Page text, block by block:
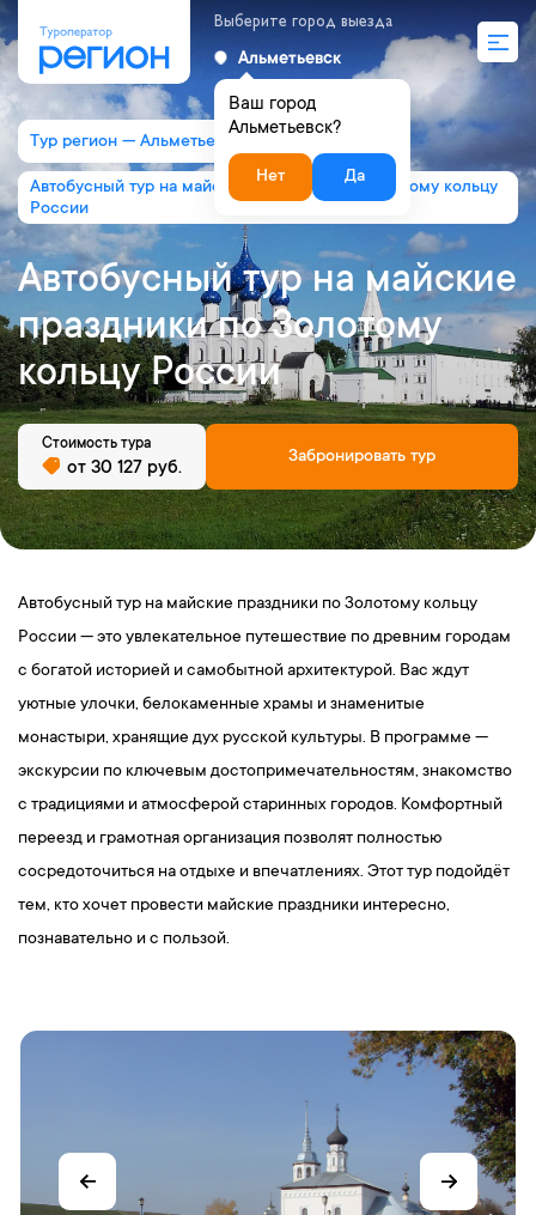
Выберите город выезда
Альметьевск
Ваш город
Альметьевск?
Нет Да
Тур регион — Альметьевск
Автобусный тур на майские праздники по Золотому кольцу
России
Автобусный тур на майские
праздники по Золотому
кольцу России
Забронировать тур
Стоимость тура
от 30 127 руб.
Автобусный тур на майские праздники по Золотому кольцу
России — это увлекательное путешествие по древним городам
с богатой историей и самобытной архитектурой. Вас ждут
уютные улочки, белокаменные храмы и знаменитые
монастыри, хранящие дух русской культуры. В программе —
экскурсии по ключевым достопримечательностям, знакомство
с традициями и атмосферой старинных городов. Комфортный
переезд и грамотная организация позволят полностью
сосредоточиться на отдыхе и впечатлениях. Этот тур подойдёт
тем, кто хочет провести майские праздники интересно,
познавательно и с пользой.